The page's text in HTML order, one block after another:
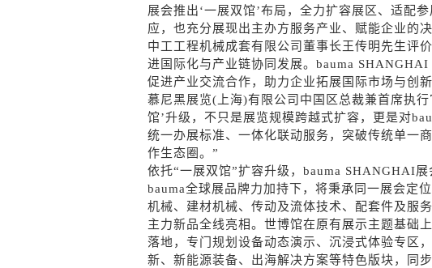
展会推出‘一展双馆’布局，全力扩容展区、适配
应，也充分展现出主办方服务产业、赋能企业的
中工工程机械成套有限公司董事长王传明先生评
进国际化与产业链协同发展。bauma
促进产业交流合作，助力企业拓展国际市场与创
慕尼黑展览(上海)有限公司中国区总裁兼首席执
馆’升级，不只是展览规模跨越式扩容，更是对
统一办展标准、一体化联动服务，突破传统单一
作生态圈。”
依托“一展双馆”扩容升级，bauma SHANGHAI
bauma全球展品牌力加持下，将秉承同一展会定
机械、建材机械、传动及流体技术、配套件及服
主力新品全线亮相。世博馆在原有展示主题基础
落地，专门规划设备动态演示、沉浸式体验专区
新、新能源装备、出海解决方案等特色版块，同